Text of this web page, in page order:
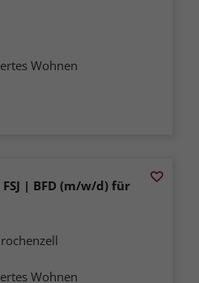
Wohnen
| BFD (m/w/d) für
Wohnen